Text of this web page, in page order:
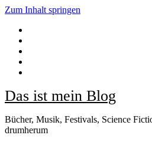
Zum Inhalt springen
Das ist mein Blog
Bücher, Musik, Festivals, Science
drumherum